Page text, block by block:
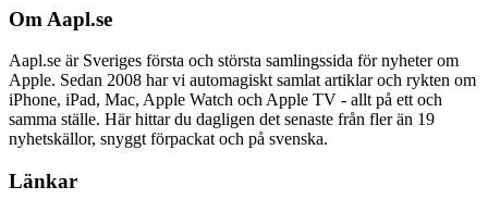
Om Aapl.se
Aapl.se är Sveriges första och största samlingssida för nyheter om
Apple. Sedan 2008 har vi automagiskt samlat artiklar och rykten om
iPhone, iPad, Mac, Apple Watch och Apple TV - allt på ett och
samma ställe. Här hittar du dagligen det senaste från fler än 19
nyhetskällor, snyggt förpackat och på svenska.
Länkar